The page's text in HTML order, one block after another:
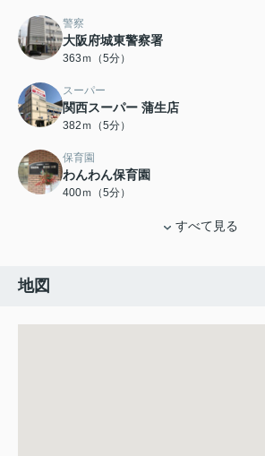
警察
大阪府城東警察署
363ｍ（5分）
スーパー
関西スーパー 蒲生店
382ｍ（5分）
保育園
わんわん保育園
400ｍ（5分）
すべて見る
地図